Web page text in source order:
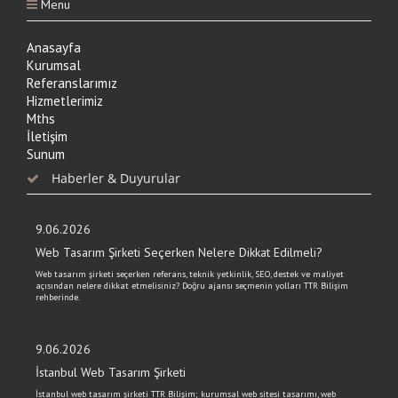
Menu
Anasayfa
Kurumsal
Referanslarımız
Hizmetlerimiz
Mths
İletişim
Sunum
Haberler & Duyurular
9.06.2026
Web Tasarım Şirketi Seçerken Nelere Dikkat Edilmeli?
Web tasarım şirketi seçerken referans, teknik yetkinlik, SEO, destek ve maliyet
açısından nelere dikkat etmelisiniz? Doğru ajansı seçmenin yolları TTR Bilişim
rehberinde.
9.06.2026
İstanbul Web Tasarım Şirketi
İstanbul web tasarım şirketi TTR Bilişim; kurumsal web sitesi tasarımı, web